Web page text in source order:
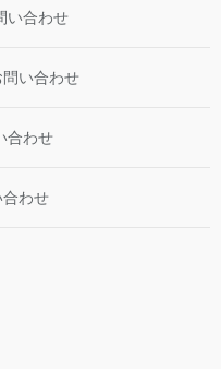
い合わせ
問い合わせ
合わせ
合わせ